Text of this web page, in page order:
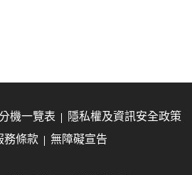
機一覽表
隱私權及資訊安全政策
務條款
無障礙宣告